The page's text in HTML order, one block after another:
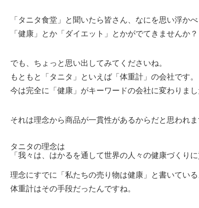
「タニタ食堂」と聞いたら皆さん、なにを思い浮か
「健康」とか「ダイエット」とかがでてきませんか？
でも、ちょっと思い出してみてくださいね。
もともと「タニタ」といえば「体重計」の会社です。
今は完全に「健康」がキーワードの会社に変わりまし
それは理念から商品が一貫性があるからだと思われま
タニタの理念は
「我々は、はかるを通して世界の人々の健康づくり
理念にすでに「私たちの売り物は健康」と書いている
体重計はその手段だったんですね。